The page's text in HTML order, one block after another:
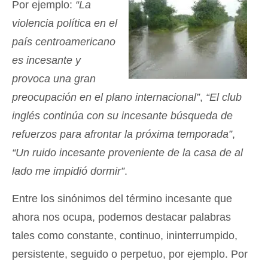
Por ejemplo: “La
violencia política en el
país centroamericano
es incesante y
provoca una gran
preocupación en el plano internacional”, “El club
inglés continúa con su incesante búsqueda de
refuerzos para afrontar la próxima temporada”,
“Un ruido incesante proveniente de la casa de al
lado me impidió dormir”.
Entre los sinónimos del término incesante que
ahora nos ocupa, podemos destacar palabras
tales como constante, continuo, ininterrumpido,
persistente, seguido o perpetuo, por ejemplo. Por